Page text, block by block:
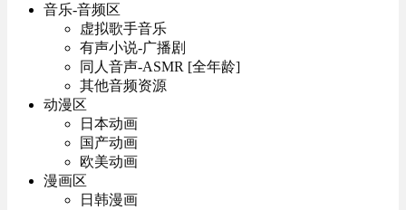
音乐-音频区
虚拟歌手音乐
有声小说-广播剧
同人音声-ASMR [全年龄]
其他音频资源
动漫区
日本动画
国产动画
欧美动画
漫画区
日韩漫画